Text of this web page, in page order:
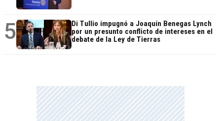
5
Di Tullio impugnó a Joaquín Benegas Lynch
por un presunto conflicto de intereses en el
debate de la Ley de Tierras